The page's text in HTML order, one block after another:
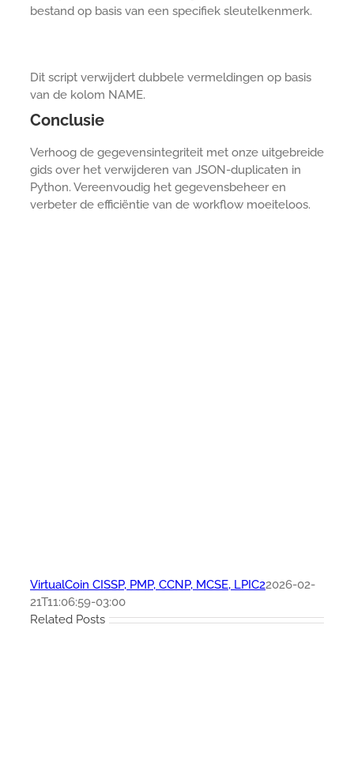
bestand op basis van een specifiek sleutelkenmerk.
Dit script verwijdert dubbele vermeldingen op basis
van de kolom NAME.
Conclusie
Verhoog de gegevensintegriteit met onze uitgebreide
gids over het verwijderen van JSON-duplicaten in
Python. Vereenvoudig het gegevensbeheer en
verbeter de efficiëntie van de workflow moeiteloos.
VirtualCoin CISSP, PMP, CCNP, MCSE, LPIC22026-02-
21T11:06:59-03:00
Related Posts